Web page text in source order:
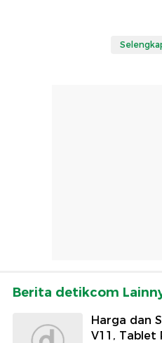
Berita detikcom
Harga dan
V11, Tablet